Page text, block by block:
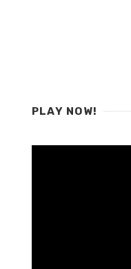
PLAY NOW!